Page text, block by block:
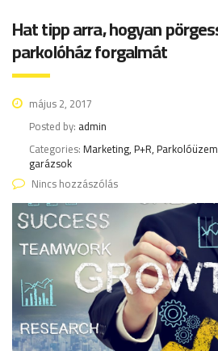
Hat tipp arra, hogyan
parkolóház forgalmát
május 2, 2017
Posted by: admin
Categories:Marketing, P+R,
garázsok
Nincs hozzászólás